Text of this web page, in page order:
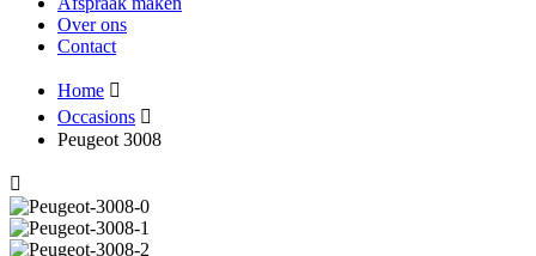
Over ons
Contact
Home
Occasions
Peugeot 3008